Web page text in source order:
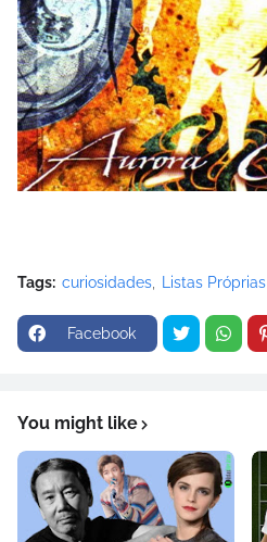
Tags: curiosidades Listas Próprias
Facebook
You might like